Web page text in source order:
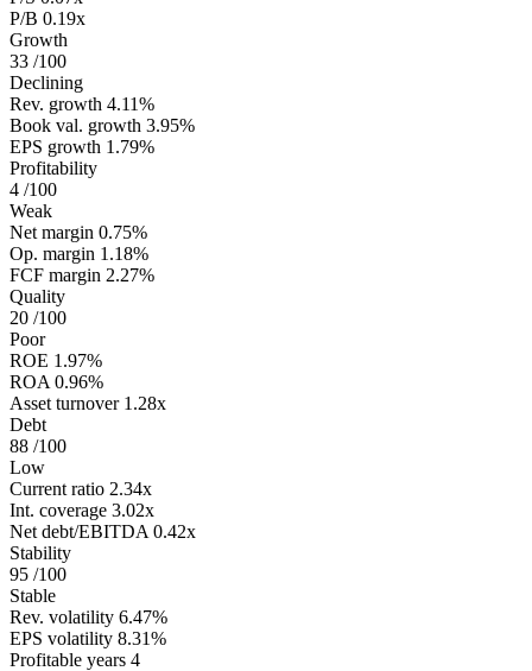
P/B 0.19x
Growth
33 /100
Declining
Rev. growth 4.11%
Book val. growth 3.95%
EPS growth 1.79%
Profitability
4 /100
Weak
Net margin 0.75%
Op. margin 1.18%
FCF margin 2.27%
Quality
20 /100
Poor
ROE 1.97%
ROA 0.96%
Asset turnover 1.28x
Debt
88 /100
Low
Current ratio 2.34x
Int. coverage 3.02x
Net debt/EBITDA 0.42x
Stability
95 /100
Stable
Rev. volatility 6.47%
EPS volatility 8.31%
Profitable years 4